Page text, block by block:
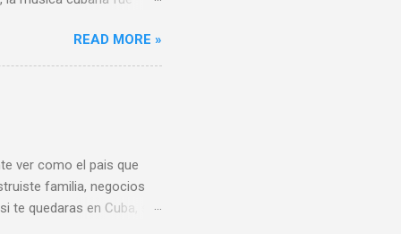
que nosotros
exponente. ( ni
banda es comandada
READ MORE »
ver como el pais que
familia, negocios
te quedaras en Cuba, se